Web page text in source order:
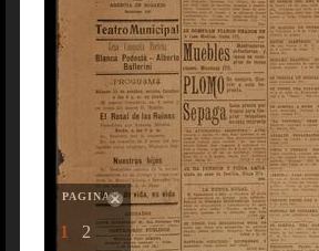
PAGINAS
1 2